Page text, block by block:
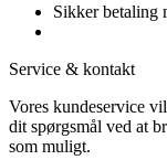
Sikker betaling
Service & kontakt
Vores kundeservice
dit spørgsmål ved at
som muligt.